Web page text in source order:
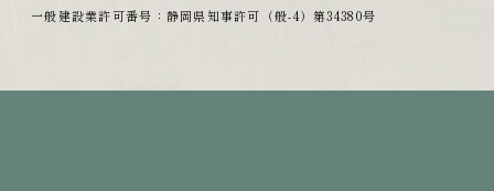
一般建設業許可番号：静岡県知事許可（般-4）第34380号